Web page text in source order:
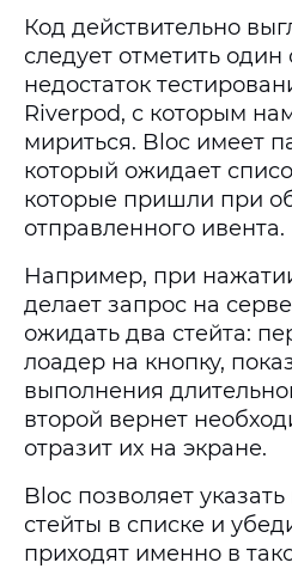
Код действительно
следует отметить
недостаток
Riverpod, с которым
мириться. Bloc имеет
который ожидает
которые пришли при
отправленного ивента.
Например, при
делает запрос на
ожидать два стейта:
лоадер на кнопку,
выполнения
второй вернет
отразит их на экране.
Bloc позволяет
стейты в списке и
приходят именно в